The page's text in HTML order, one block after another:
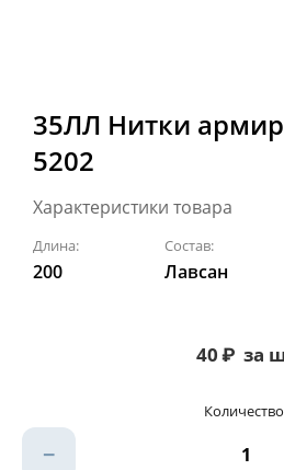
35ЛЛ Нитки
5202
Характеристики товара
Длина:
200
Состав:
Лавсан
40₽ за
−